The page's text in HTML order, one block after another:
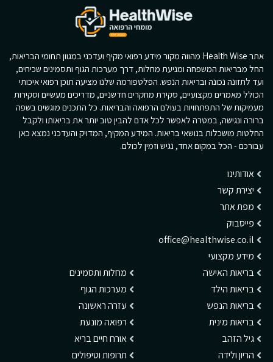
אתר Health Wise מהווה מקור מידע רפואי מקיף ועדכני במגוון תחומי הבריאות,
החל מבריאות המשפחה ומניעת מחלות, דרך מערכות הגוף ותסמינים שכיחים,
ועד לתזונה נכונה ובריאות הנפש. הפלטפורמה שלנו מציעה תוכן רפואי איכותי
הכולל מאמרים מקצועיים, סקירת מחקרים חדשניים, מדריכים מעשיים וסקירות
מעמיקות של התפתחויות בעולם הרפואה והבריאות. כל התכנים מוגשים בשפה
ברורה ונגישה, במטרה לאפשר לכל אדם להבין טוב יותר את בריאותו ולקבל
החלטות מושכלות בנושאי בריאות. המידע המקיף, המדויק והעדכני נמצא כאן
עבורכם - הכל במקום אחד, נגיש וזמין לכולם.
אודותינו
יצירת קשר
מפת אתר
פייסבוק
office@healthwise.co.il
מידע מקצועי
בריאות האישה
בריאות הילד
בריאות הנפש
בריאות מינית
גיל הזהב
הריון ולידה
מחלות ותסמינים
מערכות הגוף
עזרה ראשונה
רפואה מונעת
אורח חיים בריא
תרופות וטיפולים